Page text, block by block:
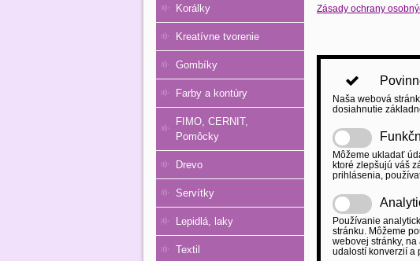
Zásady ochrany
Naša webová
dosiahnutie
Môžeme ukladať
ktoré zlepšujú váš
prihlásenia,
Používanie
stránku. Môžeme
webovej stránky,
udalostí konverzií a
Korálky
Kreatívne tvorenie
Gombíky
Farby a kontúry
FIMO, CERNIT,
Pomôcky
Drevo
Servítky
Lepidlá, laky
Textil